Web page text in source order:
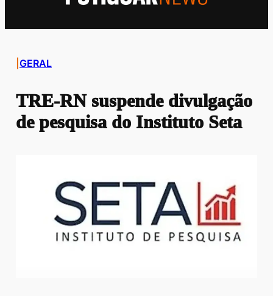
GERAL
TRE-RN suspende divulgação
de pesquisa do Instituto Seta